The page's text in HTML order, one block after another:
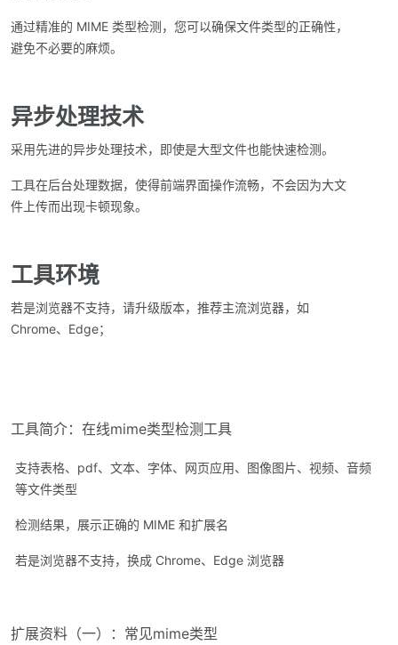
通过精准的 MIME 类型检测，您可以确保文件类型的正确性，
避免不必要的麻烦。
异步处理技术
采用先进的异步处理技术，即使是大型文件也能快速检测。
工具在后台处理数据，使得前端界面操作流畅，不会因为大文
件上传而出现卡顿现象。
工具环境
若是浏览器不支持，请升级版本，推荐主流浏览器，如
Chrome、Edge；
工具简介：在线mime类型检测工具
支持表格、pdf、文本、字体、网页应用、图像图片、视频、音频
等文件类型
检测结果，展示正确的 MIME 和扩展名
若是浏览器不支持，换成 Chrome、Edge 浏览器
扩展资料（一）：常见mime类型